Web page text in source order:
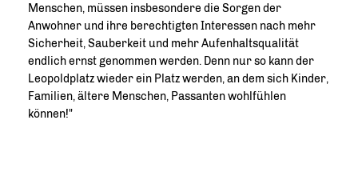
Menschen, müssen insbesondere die Sorgen der
Anwohner und ihre berechtigten Interessen nach mehr
Sicherheit, Sauberkeit und mehr Aufenhaltsqualität
endlich ernst genommen werden. Denn nur so kann der
Leopoldplatz wieder ein Platz werden, an dem sich Kinder,
Familien, ältere Menschen, Passanten wohlfühlen
können!"